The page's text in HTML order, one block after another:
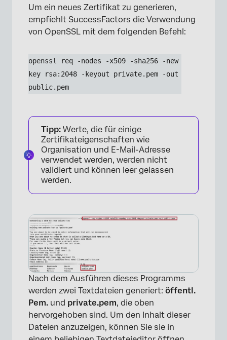
Um ein neues Zertifikat zu generieren,
empfiehlt SuccessFactors die Verwendung
von OpenSSL mit dem folgenden Befehl:
openssl req -nodes -x509 -sha256 -new
key rsa:2048 -keyout private.pem -out
public.pem
Tipp: Werte, die für einige
Zertifikateigenschaften wie
Organisation und E-Mail-Adresse
verwendet werden, werden nicht
validiert und können leer gelassen
werden.
Nach dem Ausführen dieses Programms
werden zwei Textdateien generiert: öffentl.
Pem. und private.pem, die oben
hervorgehoben sind. Um den Inhalt dieser
Dateien anzuzeigen, können Sie sie in